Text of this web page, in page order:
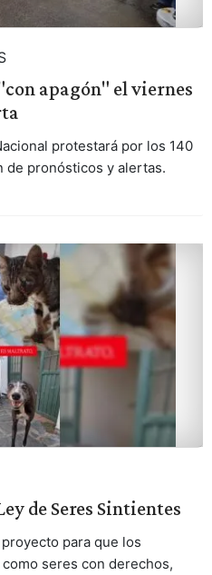
apagón" el viernes
protestará por los 140
de pronósticos y alertas.
de Seres Sintientes
para que los
seres con derechos,